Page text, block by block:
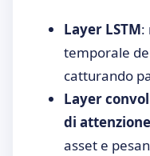
Layer LSTM:
temporale
catturando
Layer
di attenzione
asset e